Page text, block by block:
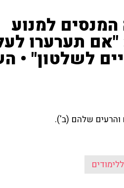
למנוע
תערערו
לשלטון" •
והרעים שלהם (ב').